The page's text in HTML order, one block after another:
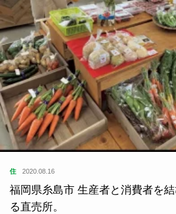
住 2020.08.16
福岡県糸島市 生産者と消費者を結
る直売所。